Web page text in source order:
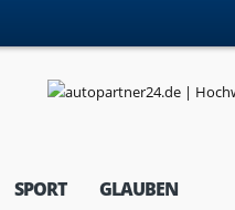
SPORT GLAUBEN